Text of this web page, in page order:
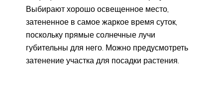
Выбирают хорошо освещенное место,
затененное в самое жаркое время суток,
поскольку прямые солнечные лучи
губительны для него. Можно предусмотреть
затенение участка для посадки растения.